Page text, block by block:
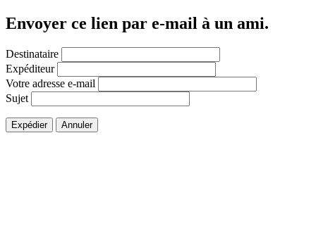
Envoyer ce lien par e-mail à un ami.
Destinataire
Expéditeur
Votre adresse e-mail
Sujet
Expédier Annuler